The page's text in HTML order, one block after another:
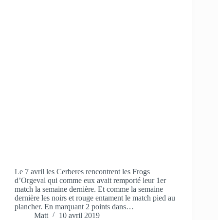
Le 7 avril les Cerberes rencontrent les Frogs
d’Orgeval qui comme eux avait remporté leur 1er
match la semaine dernière. Et comme la semaine
dernière les noirs et rouge entament le match pied au
plancher. En marquant 2 points dans…
Matt
10 avril 2019